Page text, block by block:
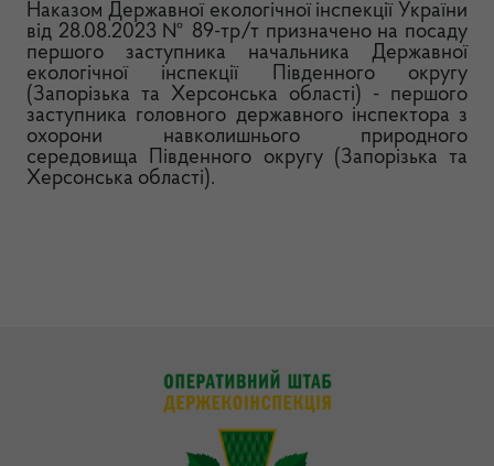
Наказом Державної екологічної інспекції України
від 28.08.2023 № 89-тр/т призначено на посаду
першого заступника начальника Державної
екологічної інспекції Південного округу
(Запорізька та Херсонська області) - першого
заступника головного державного інспектора з
охорони навколишнього природного
середовища Південного округу (Запорізька та
Херсонська області).